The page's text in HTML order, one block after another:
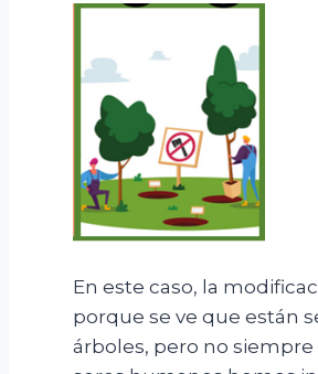
En este caso, la
porque se ve que están
árboles, pero no siempre